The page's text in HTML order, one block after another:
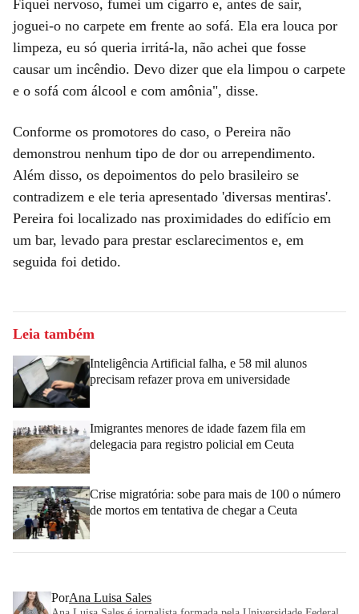
Fiquei nervoso, fumei um cigarro e, antes de sair,
joguei-o no carpete em frente ao sofá. Ela era louca por
limpeza, eu só queria irritá-la, não achei que fosse
causar um incêndio. Devo dizer que ela limpou o carpete
e o sofá com álcool e com amônia", disse.
Conforme os promotores do caso, o Pereira não
demonstrou nenhum tipo de dor ou arrependimento.
Além disso, os depoimentos do pelo brasileiro se
contradizem e ele teria apresentado 'diversas mentiras'.
Pereira foi localizado nas proximidades do edifício em
um bar, levado para prestar esclarecimentos e, em
seguida foi detido.
Leia também
Inteligência Artificial falha, e 58 mil alunos
precisam refazer prova em universidade
Imigrantes menores de idade fazem fila em
delegacia para registro policial em Ceuta
Crise migratória: sobe para mais de 100 o número
de mortos em tentativa de chegar a Ceuta
PorAna Luisa Sales